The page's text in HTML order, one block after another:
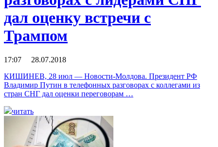
дал оценку встречи с
Трампом
17:07 28.07.2018
КИШИНЕВ, 28 июл — Новости-Молдова. Президент РФ
Владимир Путин в телефонных разговорах с коллегами из
стран СНГ дал оценки переговорам …
читать